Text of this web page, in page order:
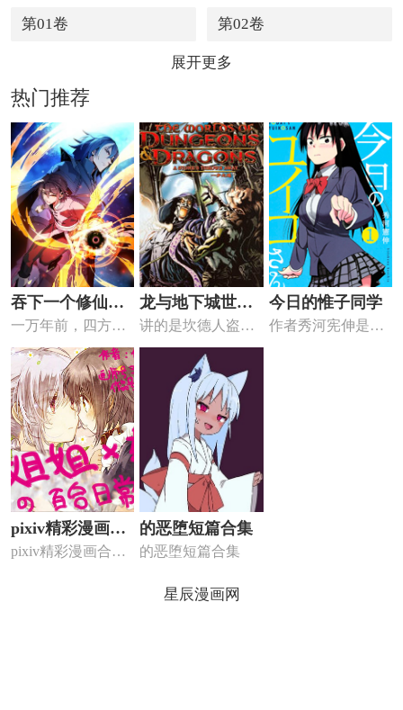
第01卷 第02卷
展开更多
热门推荐
吞下一个修仙世
界
一万年前，四方神
域第一人萧天帝遭
兄弟背叛...
龙与地下城世界
故事集 一步之遥
讲的是坎德人盗贼
泰索何夫·柏伏特发
现了一...
今日的惟子同学
作者秀河宪伸是在
pixiv精彩漫画合
集
pixiv精彩漫画合集
的恶堕短篇合集
的恶堕短篇合集
星辰漫画网